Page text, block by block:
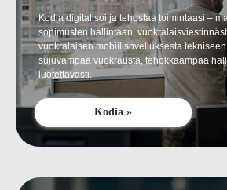
Kodia digitalisoi ja tehostaa toimintaasi –
sopimusten hallintaan,
vuokralaisen mobiilisovelluksesta
sujuvampaa vuokrausta, tehokkaampaa
luotettavasti.
Kodia »